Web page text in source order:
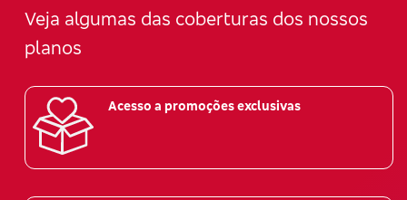
Veja algumas das coberturas dos nossos
planos
Acesso a promoções exclusivas